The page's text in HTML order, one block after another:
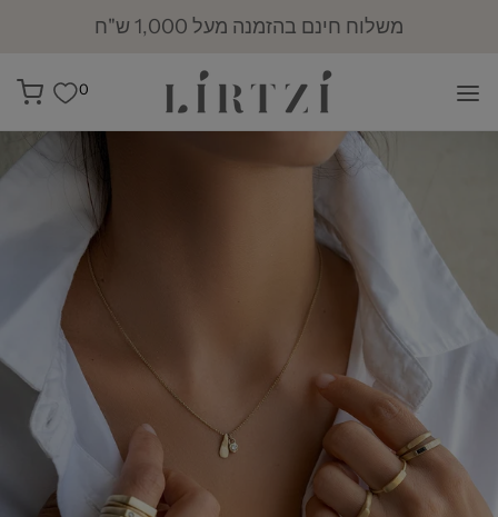
משלוח חינם בהזמנה מעל 1,000 ש"ח
0